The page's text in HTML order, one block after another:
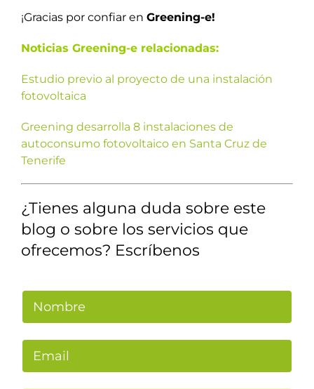
¡Gracias por confiar en Greening-e!
Noticias Greening-e relacionadas:
Estudio previo al proyecto de una instalación
fotovoltaica
Greening desarrolla 8 instalaciones de
autoconsumo fotovoltaico en Santa Cruz de
Tenerife
¿Tienes alguna duda sobre este
blog o sobre los servicios que
ofrecemos? Escríbenos